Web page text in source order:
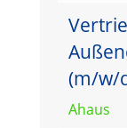
(m/w/
Ahaus